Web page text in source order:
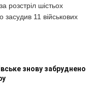
розстріл шістьох
засудив 11 військових
знову забруднено